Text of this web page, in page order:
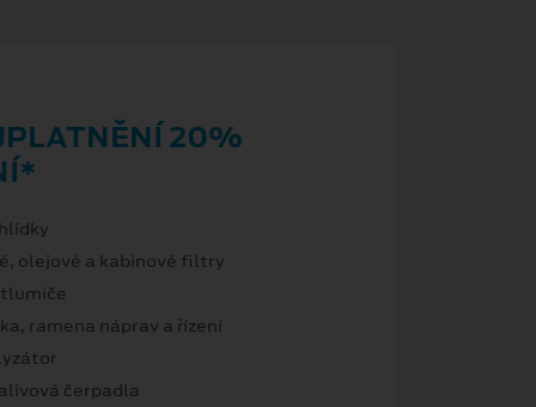
20%
olejové a kabinové filtry
ramena náprav a řízení
čerpadla